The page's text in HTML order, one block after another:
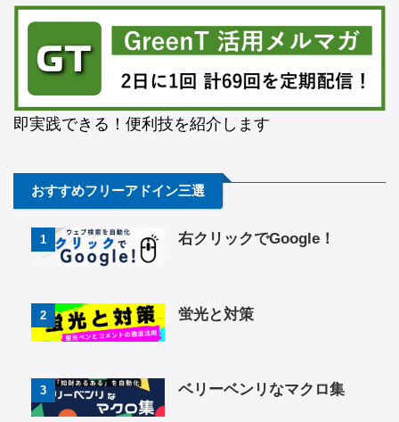
即実践できる！便利技を紹介します
おすすめフリーアドイン三選
1 右クリックでGoogle！
2 蛍光と対策
3 ベリーベンリなマクロ集